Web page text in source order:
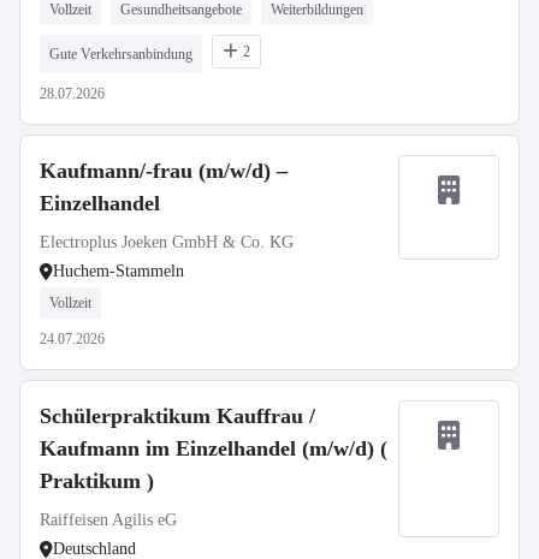
Vollzeit Gesundheitsangebote Weiterbildungen
Gute Verkehrsanbindung 2
28.07.2026
Kaufmann/-frau (m/w/d) –
Einzelhandel
Electroplus Joeken GmbH & Co. KG
Huchem-Stammeln
Vollzeit
24.07.2026
Schülerpraktikum Kauffrau /
Kaufmann im Einzelhandel (m/w/d) (
Praktikum )
Raiffeisen Agilis eG
Deutschland